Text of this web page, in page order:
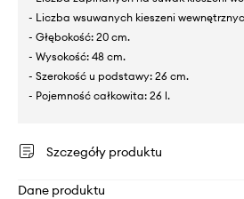
- Liczba wsuwanych kieszeni
- Głębokość: 20 cm.
- Wysokość: 48 cm.
- Szerokość u podstawy: 26 cm.
- Pojemność całkowita: 26 l.
Szczegóły produktu
Dane produktu